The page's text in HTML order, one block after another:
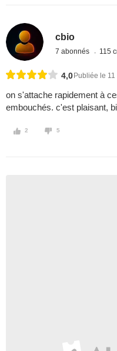
cbio
7 abonnés 115
4,0 Publiée le
on s'attache rapidement à
embouchés. c'est plaisant,
2 5